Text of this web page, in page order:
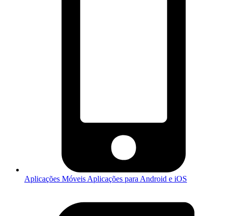
Aplicações Móveis Aplicações para Android e iOS